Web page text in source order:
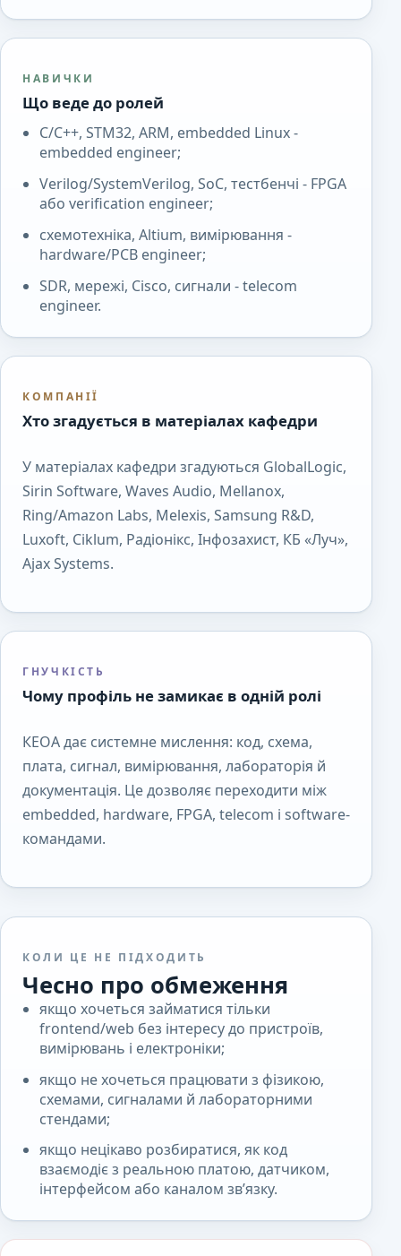
НАВИЧКИ
Що веде до ролей
C/C++, STM32, ARM, embedded Linux -
embedded engineer;
Verilog/SystemVerilog, SoC, тестбенчі - FPGA
або verification engineer;
схемотехніка, Altium, вимірювання -
hardware/PCB engineer;
SDR, мережі, Cisco, сигнали - telecom
engineer.
КОМПАНІЇ
Хто згадується в матеріалах кафедри
У матеріалах кафедри згадуються GlobalLogic,
Sirin Software, Waves Audio, Mellanox,
Ring/Amazon Labs, Melexis, Samsung R&D,
Luxoft, Ciklum, Радіонікс, Інфозахист, КБ «Луч»,
Ajax Systems.
ГНУЧКІСТЬ
Чому профіль не замикає в одній ролі
КЕОА дає системне мислення: код, схема,
плата, сигнал, вимірювання, лабораторія й
документація. Це дозволяє переходити між
embedded, hardware, FPGA, telecom і software-
командами.
КОЛИ ЦЕ НЕ ПІДХОДИТЬ
Чесно про обмеження
якщо хочеться займатися тільки
frontend/web без інтересу до пристроїв,
вимірювань і електроніки;
якщо не хочеться працювати з фізикою,
схемами, сигналами й лабораторними
стендами;
якщо нецікаво розбиратися, як код
взаємодіє з реальною платою, датчиком,
інтерфейсом або каналом зв’язку.